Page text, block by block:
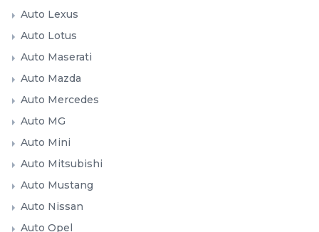
Auto Lexus
Auto Lotus
Auto Maserati
Auto Mazda
Auto Mercedes
Auto MG
Auto Mini
Auto Mitsubishi
Auto Mustang
Auto Nissan
Auto Opel